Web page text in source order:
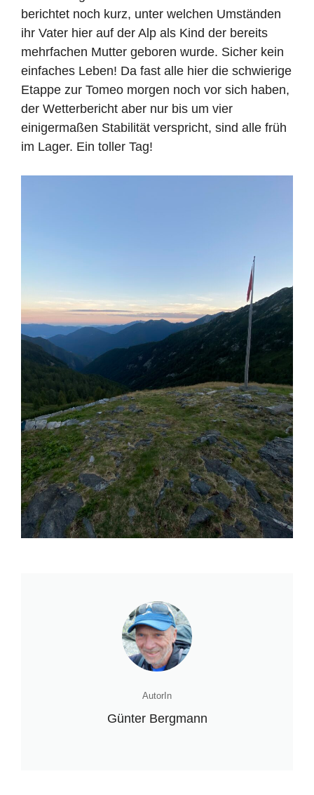
berichtet noch kurz, unter welchen Umständen
ihr Vater hier auf der Alp als Kind der bereits
mehrfachen Mutter geboren wurde. Sicher kein
einfaches Leben! Da fast alle hier die schwierige
Etappe zur Tomeo morgen noch vor sich haben,
der Wetterbericht aber nur bis um vier
einigermaßen Stabilität verspricht, sind alle früh
im Lager. Ein toller Tag!
AutorIn
Günter Bergmann